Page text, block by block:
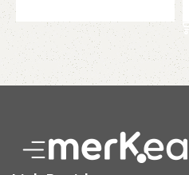
Read More